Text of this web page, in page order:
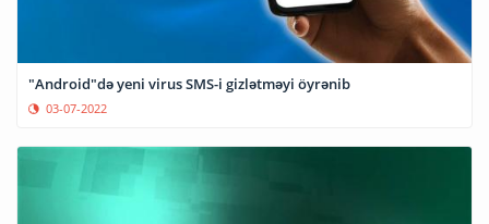
"Android"də yeni virus SMS-i gizlətməyi öyrənib
03-07-2022